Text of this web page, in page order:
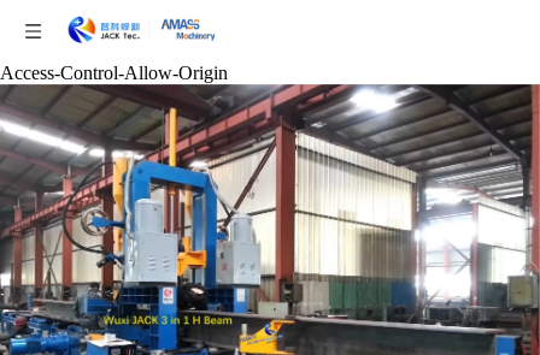
Access-Control-Allow-Origin